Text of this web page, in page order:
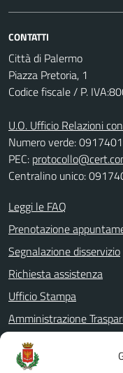
CONTATTI
Città di Palermo
Piazza Pretoria, 1
Codice fiscale / P.
U.O. Ufficio Relazioni
Numero verde:
PEC:
Centralino unico:
Leggi le FAQ
Prenotazione
Segnalazione disservizio
Richiesta assistenza
Ufficio Stampa
Amministrazione
Albo pretorio
Informativa privacy